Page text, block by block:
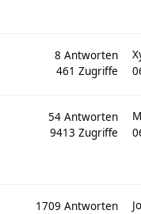
8Antworten
461Zugriffe
54Antworten
9413Zugriffe
1709Antworten